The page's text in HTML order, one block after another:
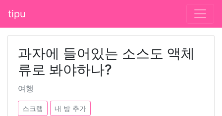
tipu
과자에 들어있는 소스도 액체
류로 봐야하나?
여행
스크랩 내 방 추가